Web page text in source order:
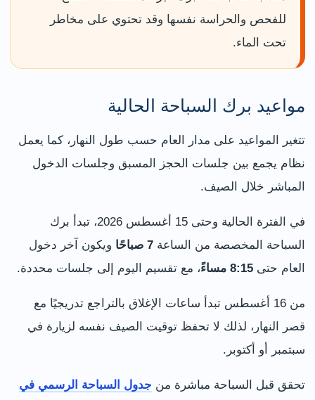
للفحص والحراسة نفسها وقد تحتوي على مخاطر
تحت الماء.
مواعيد برك السباحة الحالية
تتغير المواعيد على مدار العام حسب طول النهار، كما يعمل
نظام يجمع بين جلسات الحجز المسبق وجلسات الدخول
المباشر خلال الصيف.
في الفترة الحالية وحتى 15 أغسطس 2026، تبدأ برك
السباحة المخصصة من الساعة 7 صباحًا
ويكون آخر دخول
العام حتى 8:15 مساءً ، مع تقسيم اليوم إلى جلسات محددة.
من 16 أغسطس تبدأ ساعات الإغلاق بالتراجع تدريجيًا مع
قصر النهار، لذلك لا تحفظ توقيت الصيف نفسه لزيارة في
سبتمبر أو أكتوبر.
تحقق قبل السباحة مباشرة من جدول السباحة الرسمي في